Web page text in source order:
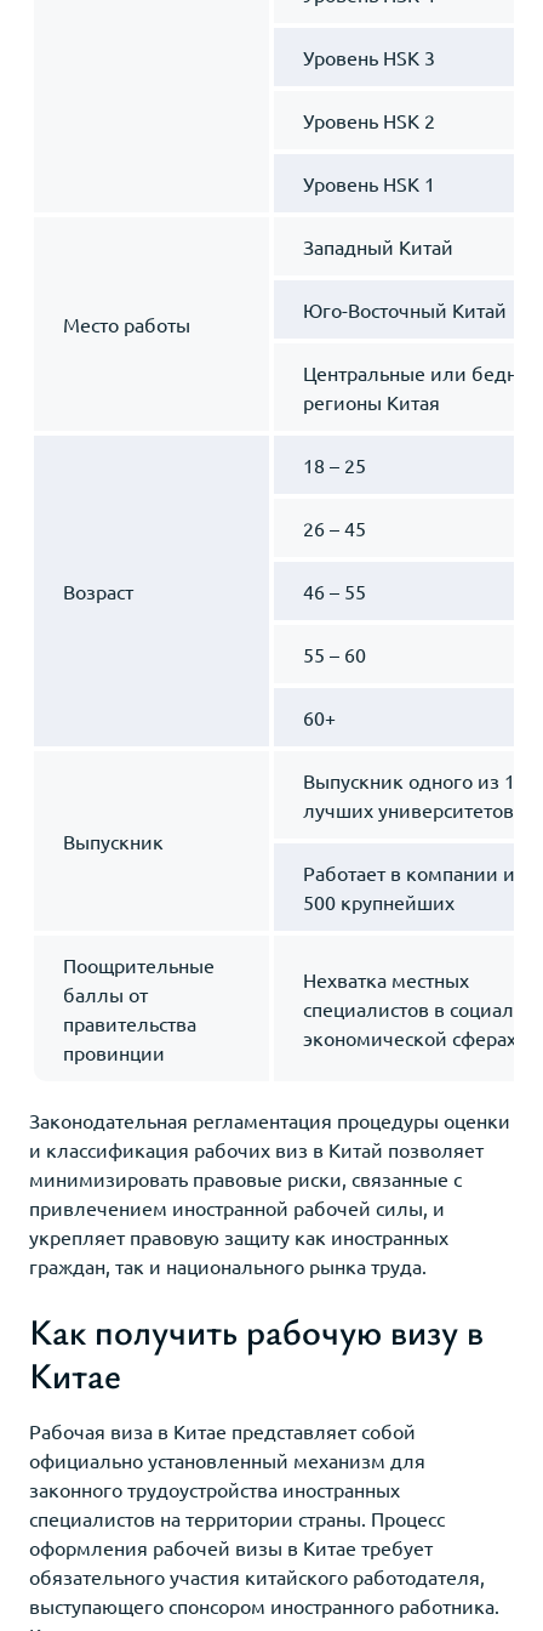
Уровень HSK 3
Уровень HSK 2
Уровень HSK 1
Место работы
Западный Китай
Юго-Восточный Китай
Центральные или бедные
регионы Китая
Возраст
18 – 25
26 – 45
46 – 55
55 – 60
60+
Выпускник
Выпускник одного из 100
лучших университетов
Работает в компании из
500 крупнейших
Поощрительные
баллы от
правительства
провинции
Нехватка местных
специалистов в
экономической сферах
Законодательная регламентация процедуры оценки
и классификация рабочих виз в Китай позволяет
минимизировать правовые риски, связанные с
привлечением иностранной рабочей силы, и
укрепляет правовую защиту как иностранных
граждан, так и национального рынка труда.
Как получить рабочую визу в
Китае
Рабочая виза в Китае представляет собой
официально установленный механизм для
законного трудоустройства иностранных
специалистов на территории страны. Процесс
оформления рабочей визы в Китае требует
обязательного участия китайского работодателя,
выступающего спонсором иностранного работника.